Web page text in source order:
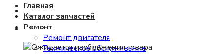
Главная
Каталог запчастей
Ремонт
Ремонт двигателя
Техническое обслуживание